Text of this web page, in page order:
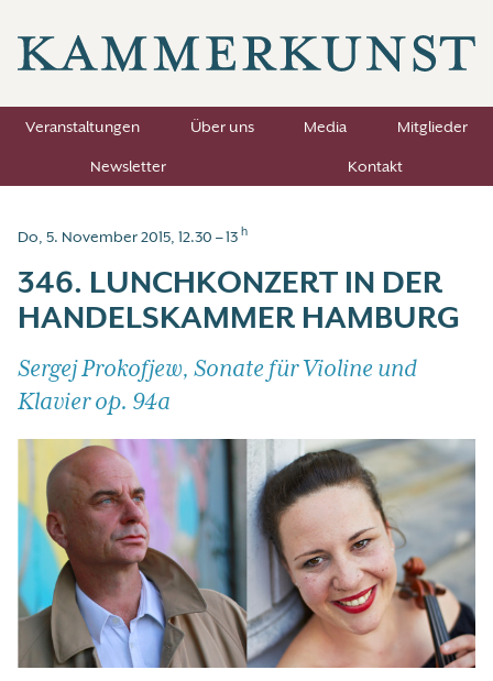
Veranstaltungen Über uns Media
Mitglieder
Newsletter
Kontakt
Do, 5. November 2015, 12.30 – 13 h
346. LUNCHKONZERT IN DER
HANDELSKAMMER HAMBURG
Sergej Prokofjew, Sonate für Violine und
Klavier op. 94a